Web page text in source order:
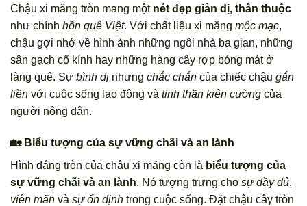
Chậu xi măng tròn mang một nét đẹp giản dị, thân thuộc
như chính hồn quê Việt. Với chất liệu xi măng mộc mạc,
chậu gợi nhớ về hình ảnh những ngôi nhà ba gian, những
sân gạch cổ kính hay những hàng cây rợp bóng mát ở
làng quê. Sự bình dị nhưng chắc chắn của chiếc chậu gắn
liền với cuộc sống lao động và tinh thần kiên cường của
người nông dân.
🏡 Biểu tượng của sự vững chãi và an lành
Hình dáng tròn của chậu xi măng còn là biểu tượng của
sự vững chãi và an lành. Nó tượng trưng cho sự đầy đủ,
viên mãn và sự ổn định trong cuộc sống. Đặt chậu cây tròn